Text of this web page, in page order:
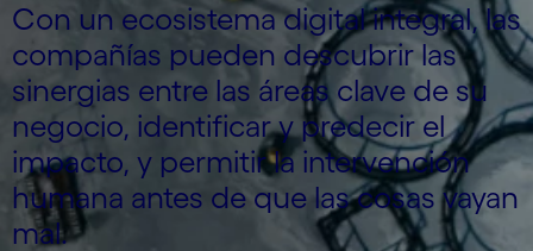
Con un ecosistema digital integral, las
compañías pueden descubrir las
sinergias entre las áreas clave de su
negocio, identificar y predecir el
impacto, y permitir la intervención
humana antes de que las cosas vayan
mal.